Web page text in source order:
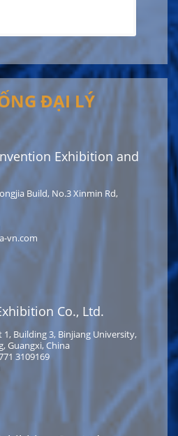
ĐẠI LÝ
Exhibition and
Build, No.3 Xinmin Rd,
vn.com
Co., Ltd.
1, Building 3, Binjiang University,
Guangxi, China
3109169